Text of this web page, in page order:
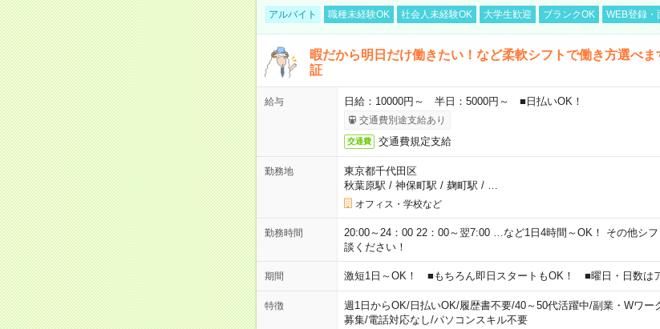
アルバイト 職種未経験OK 社会人未経験OK 大学生歓迎 ブランクOK WEB登録・
暇だから明日だけ働きたい！など柔軟シフトで働き方選べ
証
給与 日給：10000円～ 半日：5000円～ ■日払いOK！
交通費別途支給あり
交通費 交通費規定支給
勤務地
東京都千代田区
秋葉原駅 / 神保町駅 / 麹町駅 /
オフィス・学校など
勤務時間
20:00～24：00 22：00～翌7:00 …など1日4時間～OK！ その他シ
談ください！
期間 激短1日～OK！ ■もちろん即日スタートもOK！ ■曜日・日数は
特徴 週1日からOK/日払いOK/履歴書不要/40～50代活躍中/副業・Wワー
募集/電話対応なし/パソコンスキル不要